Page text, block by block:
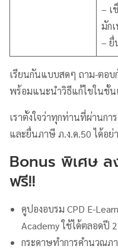
– เ
มัก
– ยื่
เรียนกันแบบสดๆ ถาม-ตอ
พร้อมแนะนำวิธีแก้ไขในชั้น
เราตั้งใจว่าทุกท่านที่ผ่านก
และยื่นภาษี ภ.ง.ด.50 ได้อย่
Bonus พิเศษ ล
ฟรี!!
คูปองอบรม CPD E-
Academy ใช้ได้ตลอดปี
กระดาษทำการคำนวณภ